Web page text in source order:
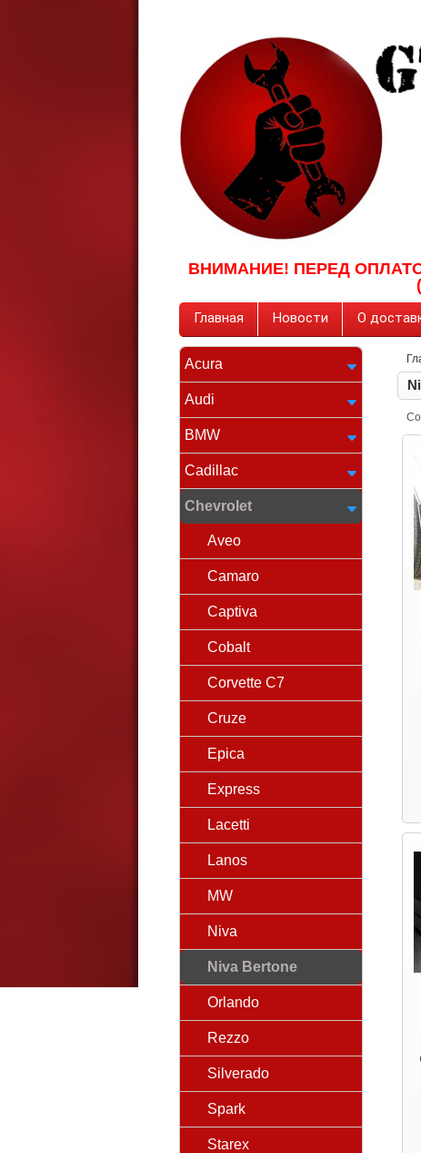
ВНИМАНИЕ! ПЕРЕД
Главная Новости О
Acura
Audi
BMW
Cadillac
Chevrolet
Aveo
Camaro
Captiva
Cobalt
Corvette C7
Cruze
Epica
Express
Lacetti
Lanos
MW
Niva
Niva Bertone
Orlando
Rezzo
Silverado
Spark
Starex